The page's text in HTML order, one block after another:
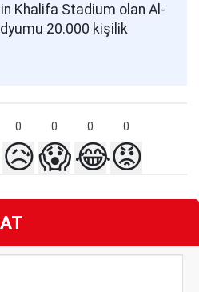
Khalifa Stadium olan Al-
20.000 kişilik
0 0 0 0
😥😱😂😡